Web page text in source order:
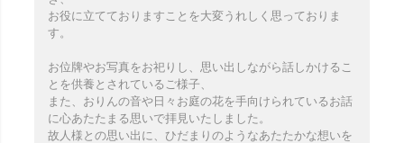
お役に立てておりますことを大変うれしく思っておりま
す。
お位牌やお写真をお祀りし、思い出しながら話しかけるこ
とを供養とされているご様子、
また、おりんの音や日々お庭の花を手向けられているお話
に心あたたまる思いで拝見いたしました。
故人様との思い出に、ひだまりのようなあたたかな想いを